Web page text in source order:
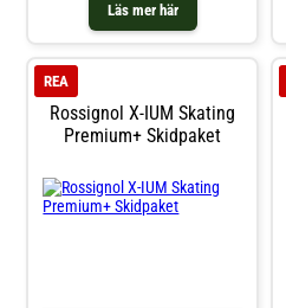
Läs mer här
Rossignol X-IUM Skating
Premium+ Skidpaket
REA